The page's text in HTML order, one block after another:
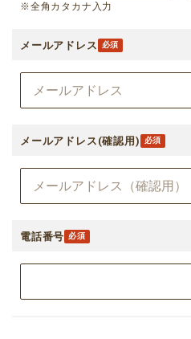
※全角カタカナ入力
メールアドレス
メールアドレス(確認用)
電話番号